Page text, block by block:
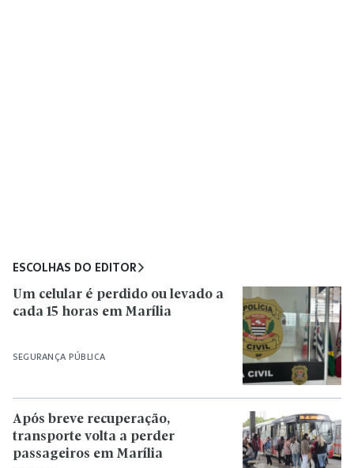
ESCOLHAS DO EDITOR
SEGURANÇA PÚBLICA
Um celular é perdido ou levado a
cada 15 horas em Marília
Após breve recuperação,
transporte volta a perder
passageiros em Marília